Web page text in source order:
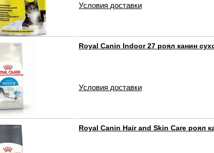
Условия доставки
Royal Canin Indoor 27 роял канин
Условия доставки
Royal Canin Hair and Skin Care роял